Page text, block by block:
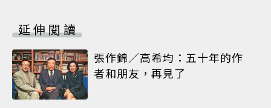
延伸閱讀
張作錦／高希均：五十年的作
者和朋友，再見了